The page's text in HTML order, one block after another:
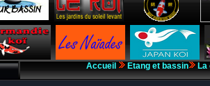
Accueil Etang et bassin La